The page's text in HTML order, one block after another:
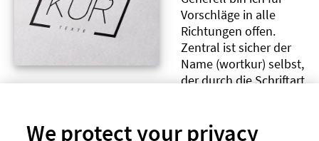
Vorschläge in alle
Richtungen offen.
Zentral ist sicher der
Name (wortkur) selbst,
der durch die Schriftart
Arbeit als Kur für Wörter/Texte der Kunden) soll später
We protect your privacy